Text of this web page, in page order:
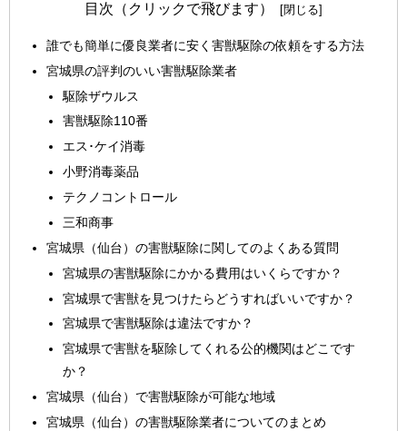
目次（クリックで飛びます）
誰でも簡単に優良業者に安く害獣駆除の依頼をする方法
宮城県の評判のいい害獣駆除業者
駆除ザウルス
害獣駆除110番
エス･ケイ消毒
小野消毒薬品
テクノコントロール
三和商事
宮城県（仙台）の害獣駆除に関してのよくある質問
宮城県の害獣駆除にかかる費用はいくらですか？
宮城県で害獣を見つけたらどうすればいいですか？
宮城県で害獣駆除は違法ですか？
宮城県で害獣を駆除してくれる公的機関はどこです
か？
宮城県（仙台）で害獣駆除が可能な地域
宮城県（仙台）の害獣駆除業者についてのまとめ